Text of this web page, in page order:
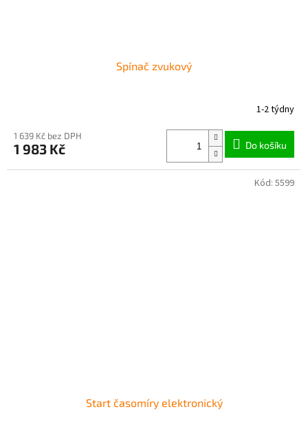
Spínač zvukový
1-2 týdny
1 639 Kč bez DPH
1 983 Kč Do košíku
Start časomíry elektronický
Kód: 5599